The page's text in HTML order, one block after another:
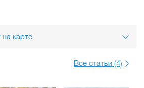
карте
Все статьи (4)